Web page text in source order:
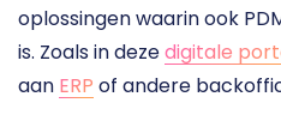
oplossingen waarin ook
is. Zoals in deze digitale
aan ERP of andere